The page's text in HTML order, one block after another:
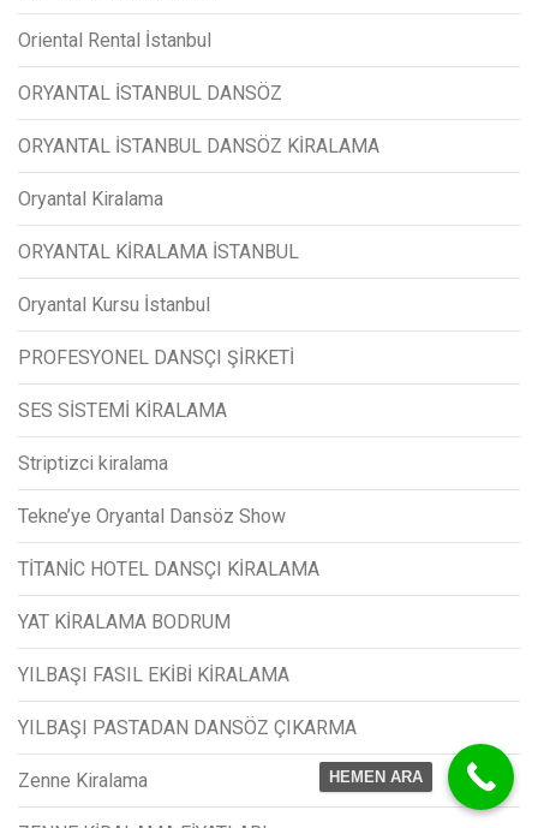
Oriental Rental İstanbul
ORYANTAL İSTANBUL DANSÖZ
ORYANTAL İSTANBUL DANSÖZ KİRALAMA
Oryantal Kiralama
ORYANTAL KİRALAMA İSTANBUL
Oryantal Kursu İstanbul
PROFESYONEL DANSÇI ŞİRKETİ
SES SİSTEMİ KİRALAMA
Striptizci kiralama
Tekne’ye Oryantal Dansöz Show
TİTANİC HOTEL DANSÇI KİRALAMA
YAT KİRALAMA BODRUM
YILBAŞI FASIL EKİBİ KİRALAMA
YILBAŞI PASTADAN DANSÖZ ÇIKARMA
Zenne Kiralama HEMEN ARA